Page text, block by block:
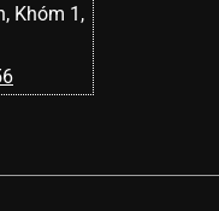
Khóm 1,